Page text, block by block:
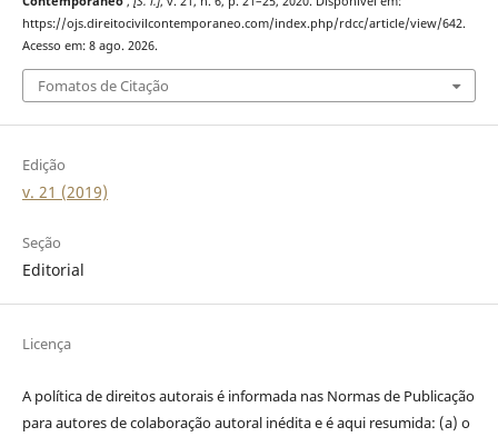
https://ojs.direitocivilcontemporaneo.com/index.php/rdcc/article/view/642.
Acesso em: 8 ago. 2026.
Fomatos de Citação
Edição
v. 21 (2019)
Seção
Editorial
Licença
A política de direitos autorais é informada nas Normas de Publicação
para autores de colaboração autoral inédita e é aqui resumida: (a) o